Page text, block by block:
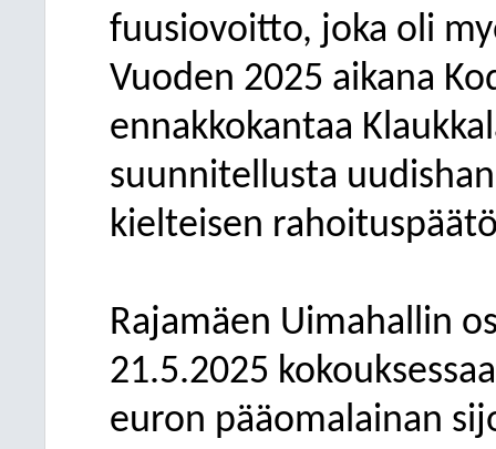
fuusiovoitto, joka oli
Vuoden 2025 aikana
ennakkokantaa
suunnitellusta
kielteisen
Rajamäen Uimahallin
21.5.2025
euron pääomalainan